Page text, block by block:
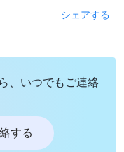
シェアする
、いつでもご連絡
する